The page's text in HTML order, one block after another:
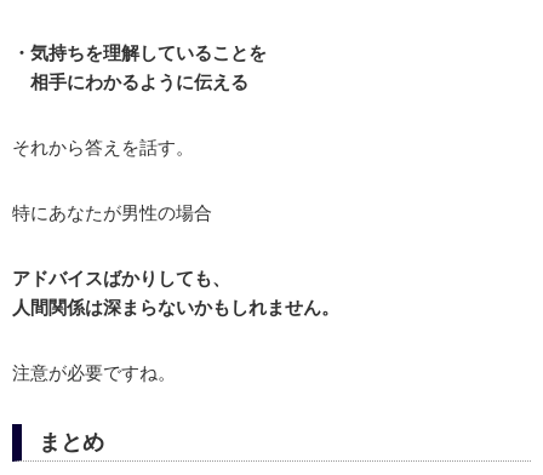
・気持ちを理解していることを
相手にわかるように伝える
それから答えを話す。
特にあなたが男性の場合
アドバイスばかりしても、
人間関係は深まらないかもしれません。
注意が必要ですね。
まとめ